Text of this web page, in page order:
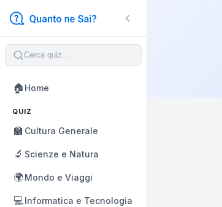
🏠 Home
QUIZ
🏫 Cultura Generale
🔬 Scienze e Natura
🌍Mondo e Viaggi
💻Informatica e Tecnologia